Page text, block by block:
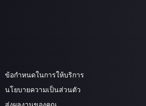
ข้อกำหนดในการให้บริการ
นโยบายความเป็นส่วนตัว
ส่งผลงานของคุณ